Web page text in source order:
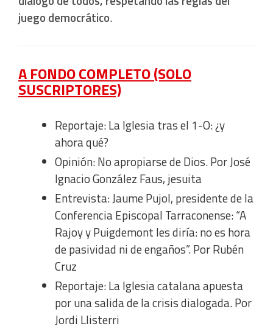
juego democrático.
A FONDO COMPLETO (SOLO
SUSCRIPTORES)
Reportaje: La Iglesia tras el 1-O: ¿y
ahora qué?
Opinión: No apropiarse de Dios. Por José
Ignacio González Faus, jesuita
Entrevista: Jaume Pujol, presidente de la
Conferencia Episcopal Tarraconense: “A
Rajoy y Puigdemont les diría: no es hora
de pasividad ni de engaños”. Por Rubén
Cruz
Reportaje: La Iglesia catalana apuesta
por una salida de la crisis dialogada. Por
Jordi Llisterri
Develop and improve services
IAB Special Features:
Use precise geolocation data
Identify devices based on information actively requested
Non-IAB processing purposes:
Essential
Analytical
Functional